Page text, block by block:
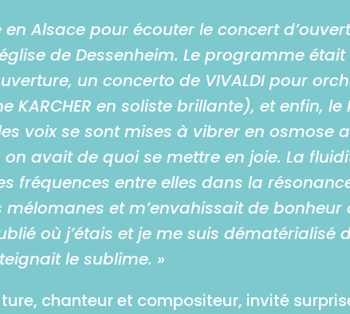
en Alsace pour écouter le concert
de Dessenheim. Le programme
ouverture, un concerto de VIVALDI pour
KARCHER en soliste brillante), et enfin,
voix se sont mises à vibrer en osmose
avait de quoi se mettre en joie. La
fréquences entre elles dans la
mélomanes et m’envahissait de
où j’étais et je me suis
le sublime. »
chanteur et compositeur, invité